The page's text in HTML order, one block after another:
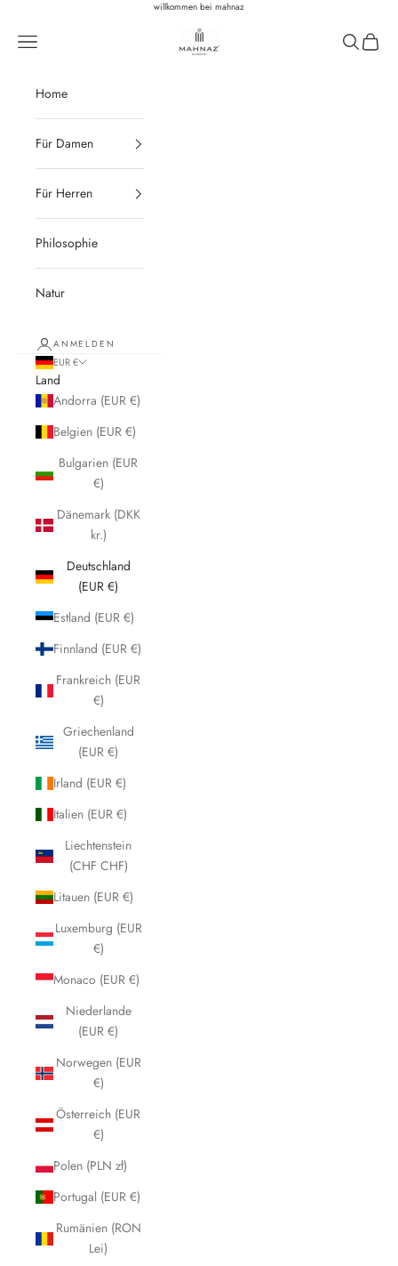
willkommen bei mahnaz
Mahnaz Biomedicals
Navigationsmenü öffnen Suche
Home
Für Damen
Für Herren
Philosophie
Natur
ANMELDEN
EUR €
Land
Andorra (EUR €)
Belgien (EUR €)
Bulgarien (EUR
€)
Dänemark (DKK
kr.)
Deutschland
(EUR €)
Estland (EUR €)
Finnland (EUR €)
Frankreich (EUR
€)
Griechenland
(EUR €)
Irland (EUR €)
Italien (EUR €)
Liechtenstein
(CHF CHF)
Litauen (EUR €)
Luxemburg (EUR
€)
Monaco (EUR €)
Niederlande
(EUR €)
Norwegen (EUR
€)
Österreich (EUR
€)
Polen (PLN zł)
Portugal (EUR €)
Rumänien (RON
Lei)